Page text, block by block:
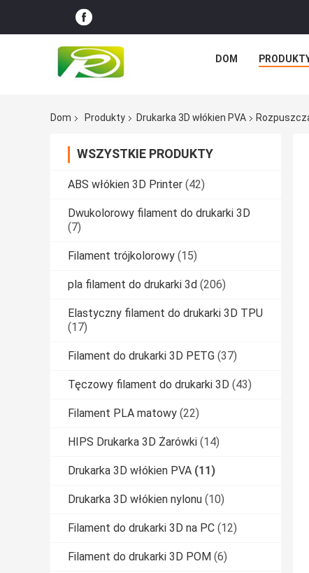
DOM
Dom Produkty Drukarka 3D włókien PVA
WSZYSTKIE PRODUKTY
ABS włókien 3D Printer (42)
Dwukolorowy filament do drukarki 3D
(7)
Filament trójkolorowy (15)
pla filament do drukarki 3d (206)
Elastyczny filament do drukarki 3D TPU
(17)
Filament do drukarki 3D PETG (37)
Tęczowy filament do drukarki 3D (43)
Filament PLA matowy (22)
HIPS Drukarka 3D Żarówki (14)
Drukarka 3D włókien PVA (11)
Drukarka 3D włókien nylonu (10)
Filament do drukarki 3D na PC (12)
Filament do drukarki 3D POM (6)